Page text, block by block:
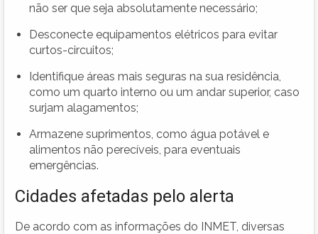
não ser que seja absolutamente necessário;
Desconecte equipamentos elétricos para evitar
curtos-circuitos;
Identifique áreas mais seguras na sua residência,
como um quarto interno ou um andar superior, caso
surjam alagamentos;
Armazene suprimentos, como água potável e
alimentos não perecíveis, para eventuais
emergências.
Cidades afetadas pelo alerta
De acordo com as informações do INMET, diversas